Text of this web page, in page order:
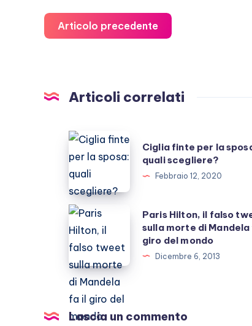
Articolo precedente
Articoli correlati
Ciglia
finte
per
la
sposa:
quali
scegliere?
Ciglia finte per la
quali scegliere?
Febbraio 12, 2020
Paris
Hilton,
il
falso
tweet
sulla
morte
Paris Hilton, il falso
sulla morte di Mandela
giro del mondo
Dicembre 6, 2013
Lascia un commento